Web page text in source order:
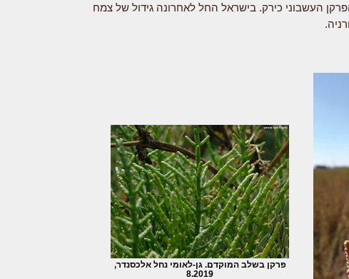
העשבוני כירק. בישראל החל לאחרונה גידול של צמח
פרקן בשלב המוקדם. גן-לאומי נחל אלכסנדר,
8.2019